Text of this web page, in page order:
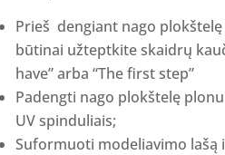
Prieš dengiant nago
būtinai užteptkite skaidrų
have” arba “The first step”
Padengti nago plokštelę
UV spinduliais;
Suformuoti modeliavimo lašą